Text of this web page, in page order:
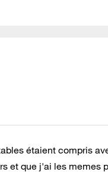
étaient compris
et que j'ai les memes